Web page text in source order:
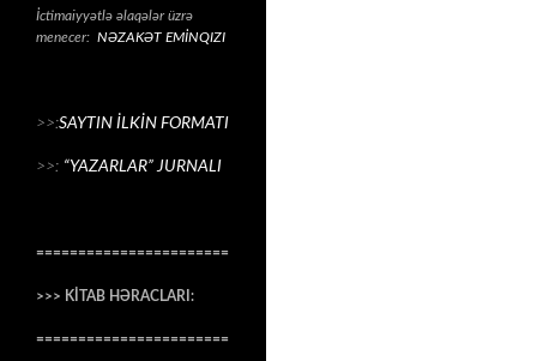
İctimaiyyətlə əlaqələr üzrə
menecer: NƏZAKƏT EMİNQIZI
>>:SAYTIN İLKİN FORMATI
>>: “YAZARLAR” JURNALI
=======================
>>> KİTAB HƏRACLARI:
=======================